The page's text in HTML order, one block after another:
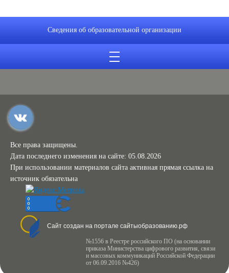
Сведения об образовательной организации
Все права защищены.
Дата последнего изменения на сайте: 05.08.2026
При использовании материалов сайта активная прямая ссылка на
источник обязательна
Сайт создан на портале сайтыобразованию.рф
№1556 в Реестре российского ПО (на основании
приказа Министерства цифрового развития, связи
и массовых коммуникаций Российской Федерации
от 06.09.2016 №426)